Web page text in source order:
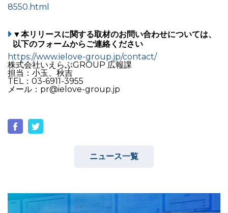
8550.html
▼本リリースに関する取材のお問い合わせについては、
以下のフォームからご連絡ください
https://www.ielove-group.jp/contact/
株式会社いえらぶGROUP 広報課
担当：小玉、秋吉
TEL：03-6911-3955
メール：pr@ielove-group.jp
ニュース一覧